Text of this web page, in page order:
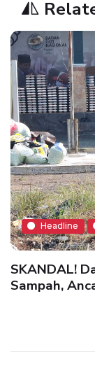
Headline
SKANDAL!
Sampah,